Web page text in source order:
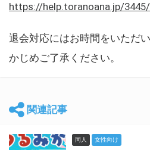
https://help.toranoana.jp/3445/
退会対応にはお時間をいただ
かじめご了承ください。
関連記事
同人 女性向け